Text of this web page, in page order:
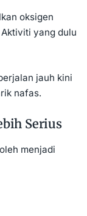
oksigen
yang dulu
jauh kini
nafas.
Serius
menjadi